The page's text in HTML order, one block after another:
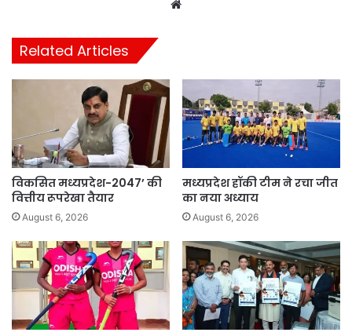
Related Articles
विकसित मध्यप्रदेश-2047’ की
वित्तीय रूपरेखा तैयार
August 6, 2026
मध्यप्रदेश हॉकी टीम ने रचा जीत
का नया अध्याय
August 6, 2026